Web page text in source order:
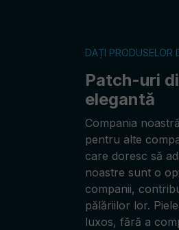
DAȚI PRODUSELOR
Patch-uri
elegantă
Compania
pentru alte
care doresc să
noastre sunt o
companii,
pălăriilor lor.
luxos, fără a